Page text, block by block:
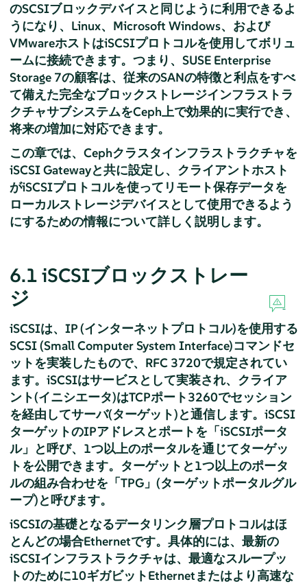
のSCSIブロックデバイスと同じように利用できるよ
うになり、Linux、Microsoft Windows、および
VMwareホストはiSCSIプロトコルを使用してボリュ
ームに接続できます。つまり、SUSE Enterprise
Storage 7の顧客は、従来のSANの特徴と利点をすべ
て備えた完全なブロックストレージインフラストラ
クチャサブシステムをCeph上で効果的に実行でき、
将来の増加に対応できます。
この章では、Cephクラスタインフラストラクチャを
iSCSI Gatewayと共に設定し、クライアントホスト
がiSCSIプロトコルを使ってリモート保存データを
ローカルストレージデバイスとして使用できるよう
にするための情報について詳しく説明します。
6.1 iSCSIブロックストレー
ジ
iSCSIは、IP (インターネットプロトコル)を使用する
SCSI (Small Computer System Interface)コマンドセ
ットを実装したもので、RFC 3720で規定されてい
ます。iSCSIはサービスとして実装され、クライア
ント(イニシエータ)はTCPポート3260でセッション
を経由してサーバ(ターゲット)と通信します。iSCSI
ターゲットのIPアドレスとポートを「iSCSIポータ
ル」 と呼び、1つ以上のポータルを通じてターゲッ
トを公開できます。ターゲットと1つ以上のポータ
ルの組み合わせを「TPG」 (ターゲットポータルグル
ープ)と呼びます。
iSCSIの基礎となるデータリンク層プロトコルはほ
とんどの場合Ethernetです。具体的には、最新の
iSCSIインフラストラクチャは、最適なスループッ
トのために10ギガビットEthernetまたはより高速な